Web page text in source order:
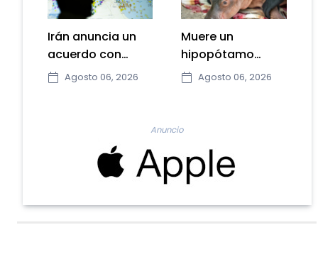
Muere un
hipopótamo
bebé de la
Agosto 06, 2026
El ejército israelí
bombardea el sur
del Líbano
Agosto 06, 2026
Anuncio